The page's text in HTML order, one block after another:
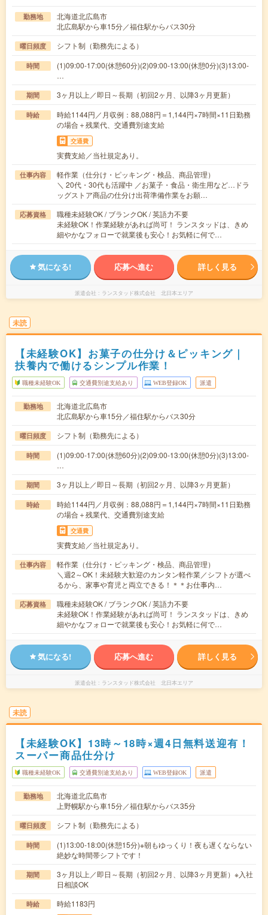
勤務地
北海道北広島市
北広島駅から車15分／福住駅からバス30分
曜日頻度 シフト制（勤務先による）
時間
(1)09:00-17:00(休憩60分)(2)09:00-13:00(休憩0分)(3)13:00-
…
期間 3ヶ月以上／即日～長期（初回2ヶ月、以降3ヶ月更新）
時給
時給1144円／月収例：88,088円＝1,144円×7時間×11日勤務
の場合＋残業代、交通費別途支給
交通費
実費支給／当社規定あり。
仕事内容
軽作業（仕分け・ピッキング・検品、商品管理）
＼ 20代・30代も活躍中 ／お菓子・食品・衛生用など…ドラ
ッグストア商品の仕分け出荷準備作業をお願…
応募資格
職種未経験OK / ブランクOK / 英語力不要
未経験OK！作業経験があれば尚可！ ランスタッドは、きめ
細やかなフォローで就業後も安心！お気軽に何で…
気になる! 応募へ進む 詳しく見る
派遣会社 ランスタッド株式会社 北日本エリア
未読
【未経験OK】お菓子の仕分け＆ピッキング｜
扶養内で働けるシンプル作業！
職種未経験OK 交通費別途支給あり WEB登録OK 派遣
勤務地
北海道北広島市
北広島駅から車15分／福住駅からバス30分
曜日頻度 シフト制（勤務先による）
時間
(1)09:00-17:00(休憩60分)(2)09:00-13:00(休憩0分)(3)13:00-
…
期間 3ヶ月以上／即日～長期（初回2ヶ月、以降3ヶ月更新）
時給
時給1144円／月収例：88,088円＝1,144円×7時間×11日勤務
の場合＋残業代、交通費別途支給
交通費
実費支給／当社規定あり。
仕事内容
軽作業（仕分け・ピッキング・検品、商品管理）
＼週2～OK！未経験大歓迎のカンタン軽作業／シフトが選べ
るから、家事や育児と両立できる！＊＊お仕事内…
応募資格
職種未経験OK / ブランクOK / 英語力不要
未経験OK！作業経験があれば尚可！ ランスタッドは、きめ
細やかなフォローで就業後も安心！お気軽に何で…
気になる! 応募へ進む 詳しく見る
派遣会社 ランスタッド株式会社 北日本エリア
未読
【未経験OK】13時～18時×週4日無料送迎有！
スーパー商品仕分け
職種未経験OK 交通費別途支給あり WEB登録OK 派遣
勤務地
北海道北広島市
上野幌駅から車15分／福住駅からバス35分
曜日頻度 シフト制（勤務先による）
時間
(1)13:00-18:00(休憩15分)※朝もゆっくり！夜も遅くならない
絶妙な時間帯シフトです！
期間
3ヶ月以上／即日～長期（初回2ヶ月、以降3ヶ月更新）※入社
日相談OK
時給 時給1183円